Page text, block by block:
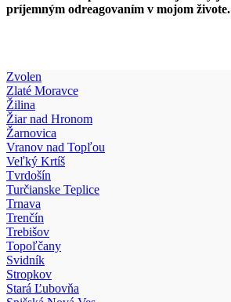
príjemným odreagovaním v mojom živote.
Zvolen
Zlaté Moravce
Žilina
Žiar nad Hronom
Žarnovica
Vranov nad Topľou
Veľký Krtíš
Tvrdošín
Turčianske Teplice
Trnava
Trenčín
Trebišov
Topoľčany
Svidník
Stropkov
Stará Ľubovňa